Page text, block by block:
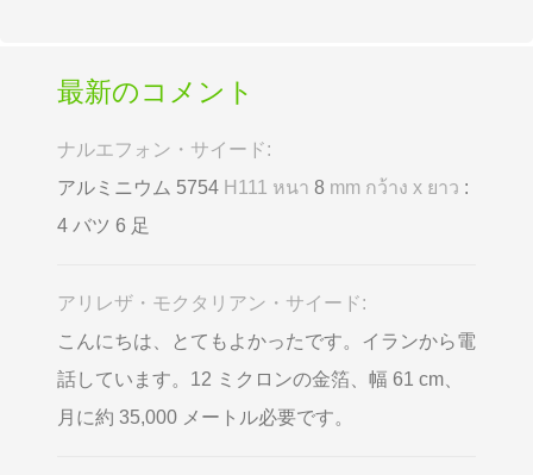
最新のコメント
ナルエフォン・サイード:
アルミニウム 5754 H111 หนา 8 mm กว้าง x ยาว :
4 バツ 6 足
アリレザ・モクタリアン・サイード:
こんにちは、とてもよかったです。イランから電
話しています。12 ミクロンの金箔、幅 61 cm、
月に約 35,000 メートル必要です。